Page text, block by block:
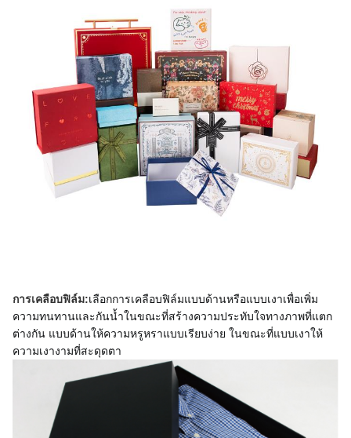
การเคลือบฟิล์ม:เลือกการเคลือบฟิล์มแบบด้านหรือแบบเงาเพื่อเพิ่ม
ความทนทานและกันน้ำในขณะที่สร้างความประทับใจทางภาพที่แตก
ต่างกัน แบบด้านให้ความหรูหราแบบเรียบง่าย ในขณะที่แบบเงาให้
ความเงางามที่สะดุดตา